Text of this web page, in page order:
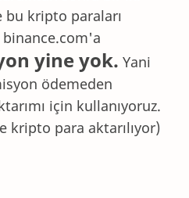
bu kripto paraları
yine yok. Yani
ödemeden
için kullanıyoruz.
kripto para aktarılıyor)